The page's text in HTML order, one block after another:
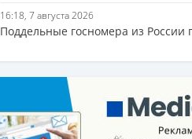
16:18, 7 августа 2026
Поддельные госномера из России